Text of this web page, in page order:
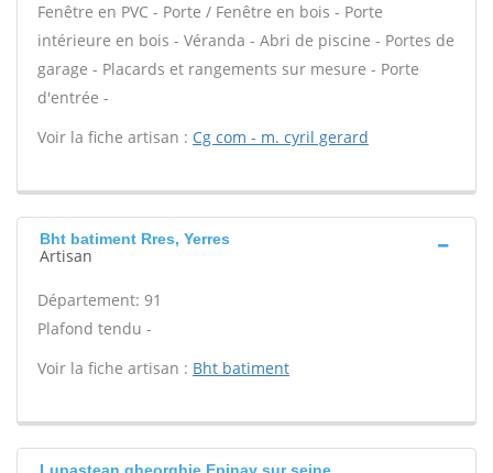
Fenêtre en PVC - Porte / Fenêtre en bois - Porte
intérieure en bois - Véranda - Abri de piscine - Portes de
garage - Placards et rangements sur mesure - Porte
d'entrée -
Voir la fiche artisan : Cg com - m. cyril gerard
Bht batiment Rres, Yerres
Artisan
Département: 91
Plafond tendu -
Voir la fiche artisan : Bht batiment